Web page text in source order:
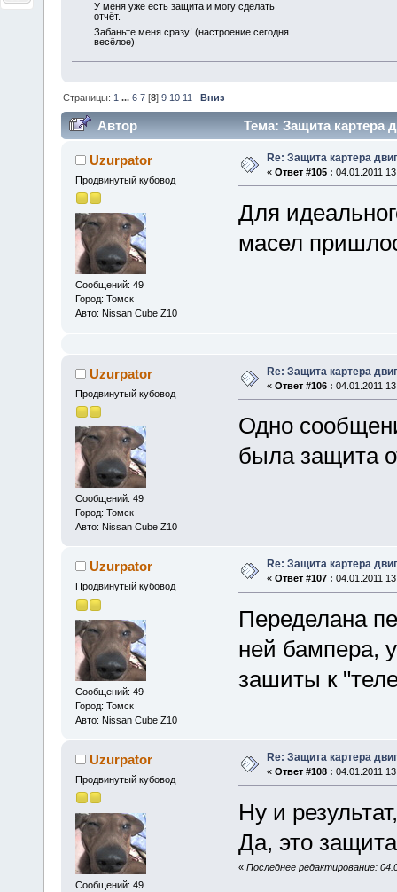
У меня уже есть защита и могу сделать
отчёт.
Забаньте меня сразу! (настроение сегодня
весёлое)
Страницы: 1 ...6 7 [8]9 10 11 Вниз
Автор Тема: Защита картера
Uzurpator
Продвинутый кубовод
Сообщений: 49
Город: Томск
Авто: Nissan Cube Z10
Re: Защита картера
« Ответ #105 : 04.01.2011
Для
масел
Uzurpator
Продвинутый кубовод
Сообщений: 49
Город: Томск
Авто: Nissan Cube Z10
Re: Защита картера
« Ответ #106 : 04.01.2011
Одно
была защита
Uzurpator
Продвинутый кубовод
Сообщений: 49
Город: Томск
Авто: Nissan Cube Z10
Re: Защита картера
« Ответ #107 : 04.01.2011
Переделана
ней бампера,
зашиты к
Uzurpator
Продвинутый кубовод
Сообщений: 49
Re: Защита картера
« Ответ #108 : 04.01.2011
Ну и
Да, это
« Последнее редактирование: